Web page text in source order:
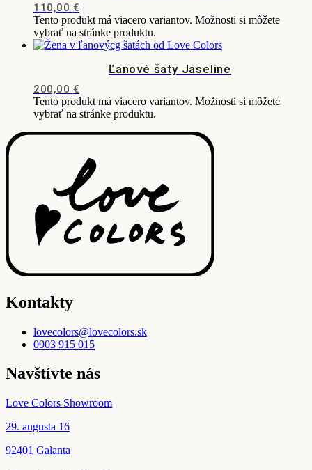
110,00 €
Tento produkt má viacero variantov. Možnosti si môžete
vybrať na stránke produktu.
Ľanové šaty Jaseline
200,00 €
Tento produkt má viacero variantov. Možnosti si môžete
vybrať na stránke produktu.
Kontakty
lovecolors@lovecolors.sk
0903 915 015
Navštívte nás
Love Colors Showroom
29. augusta 16
92401 Galanta